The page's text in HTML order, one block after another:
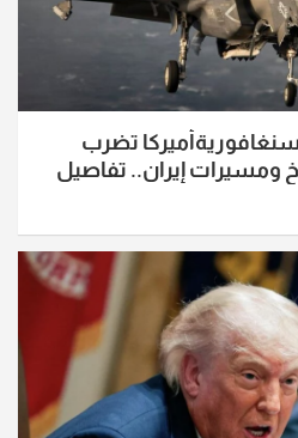
تضرب
ومسيرات إيران.. تفاصيل